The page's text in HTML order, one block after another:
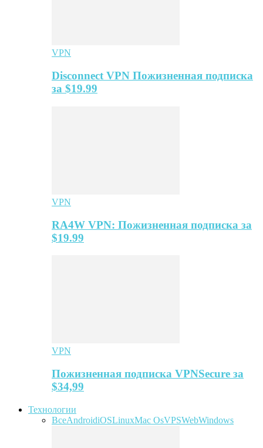
VPN
Disconnect VPN Пожизненная подписка
за $19.99
VPN
RA4W VPN: Пожизненная подписка за
$19.99
VPN
Пожизненная подписка VPNSecure за
$34,99
Технологии
ВсеAndroidiOSLinuxMac OsVPSWebWindows